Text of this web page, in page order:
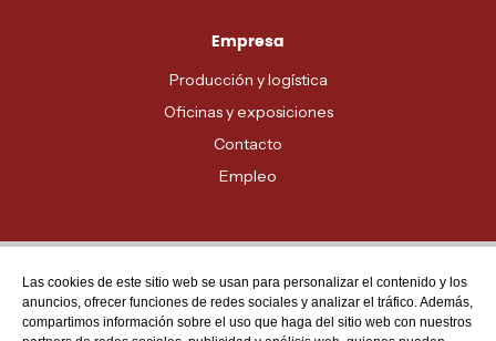
Empresa
Producción y logística
Oficinas y exposiciones
Contacto
Empleo
Atención al cliente
MADRID - 91 678 70 70
Las cookies de este sitio web se usan para personalizar el contenido y los
anuncios, ofrecer funciones de redes sociales y analizar el tráfico. Además,
compartimos información sobre el uso que haga del sitio web con nuestros